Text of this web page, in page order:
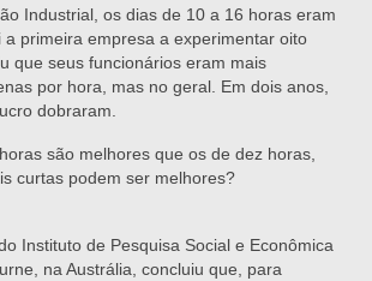
Industrial, os dias de 10 a 16 horas eram
a primeira empresa a experimentar oito
que seus funcionários eram mais
por hora, mas no geral. Em dois anos,
dobraram.
são melhores que os de dez horas,
curtas podem ser melhores?
Instituto de Pesquisa Social e Econômica
na Austrália, concluiu que, para